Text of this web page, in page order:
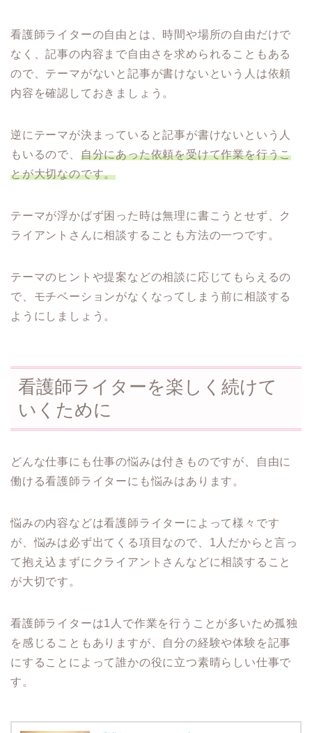
看護師ライターの自由とは、時間や場所の自由だけで
なく、記事の内容まで自由さを求められることもある
ので、テーマがないと記事が書けないという人は依頼
内容を確認しておきましょう。
逆にテーマが決まっていると記事が書けないという人
もいるので、 自分にあった依頼を受けて作業を行うこ
とが大切なのです。
テーマが浮かばず困った時は無理に書こうとせず、ク
ライアントさんに相談することも方法の一つです。
テーマのヒントや提案などの相談に応じてもらえるの
で、モチベーションがなくなってしまう前に相談する
ようにしましょう。
看護師ライターを楽しく続けて
いくために
どんな仕事にも仕事の悩みは付きものですが、自由に
働ける看護師ライターにも悩みはあります。
悩みの内容などは看護師ライターによって様々です
が、悩みは必ず出てくる項目なので、1人だからと言っ
て抱え込まずにクライアントさんなどに相談すること
が大切です。
看護師ライターは1人で作業を行うことが多いため孤独
を感じることもありますが、自分の経験や体験を記事
にすることによって誰かの役に立つ素晴らしい仕事で
す。